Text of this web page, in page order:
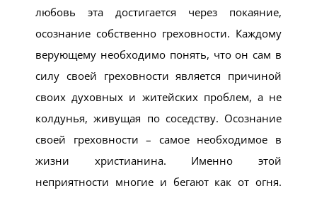
любовь эта достигается через покаяние,
осознание собственно греховности. Каждому
верующему необходимо понять, что он сам в
силу своей греховности является причиной
своих духовных и житейских проблем, а не
колдунья, живущая по соседству. Осознание
своей греховности – самое необходимое в
жизни христианина. Именно этой
неприятности многие и бегают как от огня.